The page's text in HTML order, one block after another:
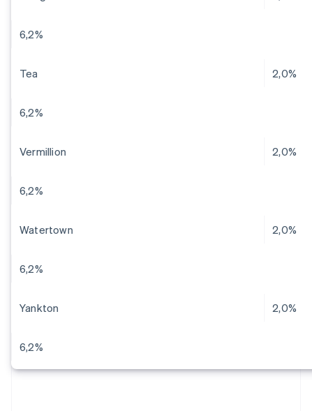
6,2%
Tea 2,0%
6,2%
Vermillion 2,0%
6,2%
Watertown 2,0%
6,2%
Yankton 2,0%
6,2%